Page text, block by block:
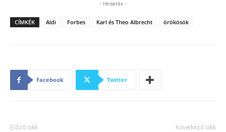
- Hirdetés -
CÍMKÉK Aldi Forbes Karl és Theo Albrecht örökösök
Facebook Twitter
Előző cikk Következő cikk